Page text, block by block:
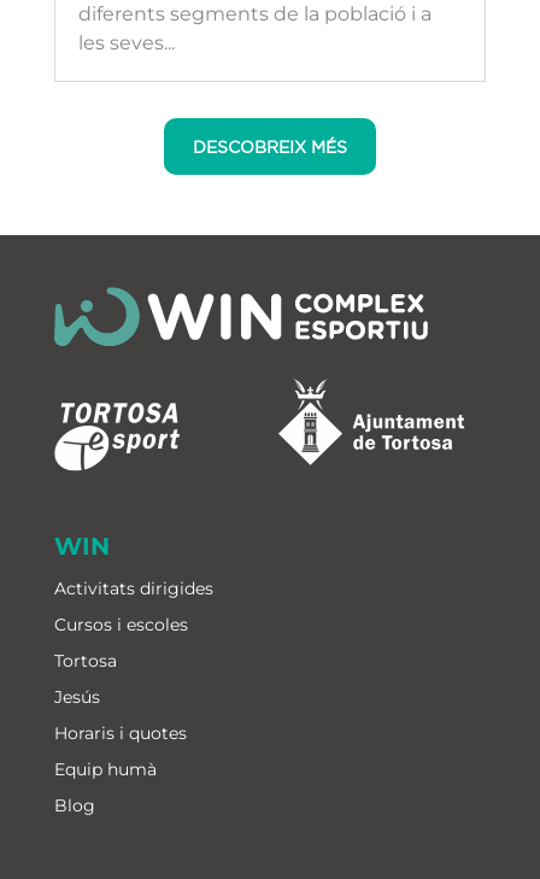
diferents segments de la població i a
les seves...
DESCOBREIX MÉS
WIN
Activitats dirigides
Cursos i escoles
Tortosa
Jesús
Horaris i quotes
Equip humà
Blog